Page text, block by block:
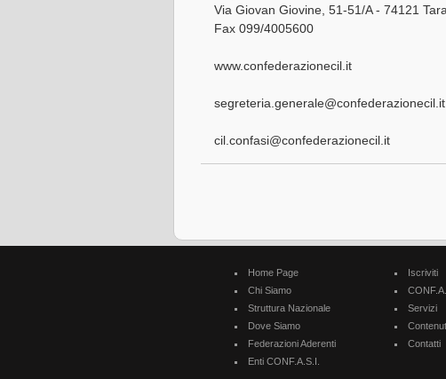
Via Giovan Giovine, 51-51/A - 74121
Fax 099/4005600
www.confederazionecil.it
segreteria.generale@confederazionecil.it
cil.confasi@confederazionecil.it
Home Page
Chi Siamo
Struttura Nazionale
Dove Siamo
Federazioni Aderenti
Enti CONF.A.S.I.
Iscriviti
Servizi
Contatti